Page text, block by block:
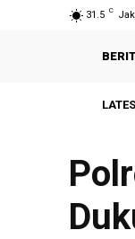
31.5 C